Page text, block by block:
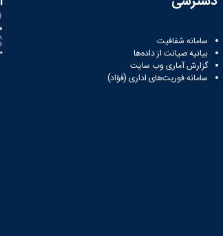
سامانه شفافیت
بیانیه صیانت از داده‌ها
گزارش آماری وب‌ سایت
سامانه فوریت‌های اداری (فؤاد)